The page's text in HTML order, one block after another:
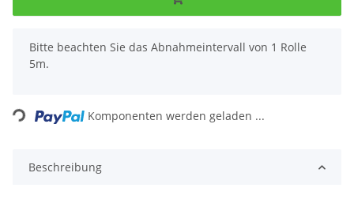
x
Bitte beachten Sie das Abnahmeintervall von 1 Rolle
5m.
Loading... Komponenten werden geladen ...
Beschreibung